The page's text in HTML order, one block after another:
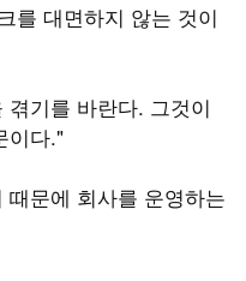
를 대면하지 않는 것이
기를 바란다. 그것이
이다."
때문에 회사를 운영하는